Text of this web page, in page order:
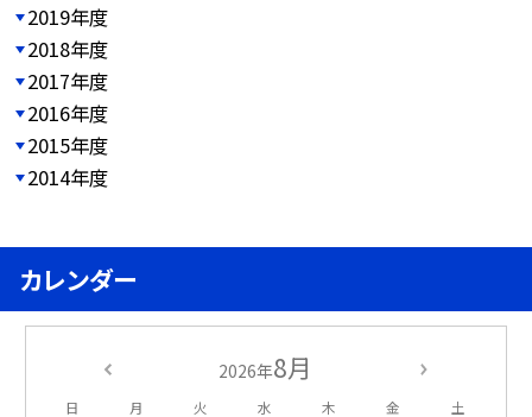
2019年度
2018年度
2017年度
2016年度
2015年度
2014年度
カレンダー
2026年8月
日 月 火 水 木 金 土